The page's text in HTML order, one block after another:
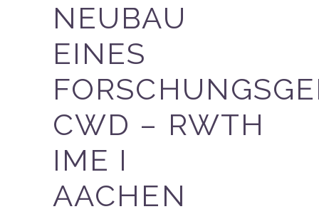
NEUBAU
EINES
CWD – RWTH
IME I
AACHEN